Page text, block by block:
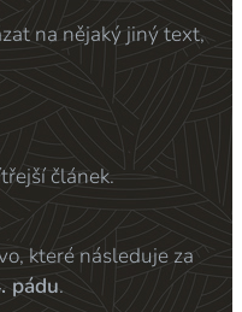
na nějaký jiný text,
článek.
které následuje za
pádu.